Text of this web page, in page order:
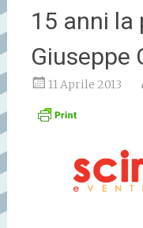
15 anni la
Giuseppe
11 Aprile 2013